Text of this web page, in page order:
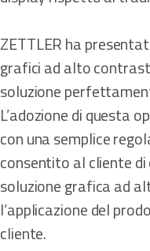
ZETTLER ha
grafici ad alto
soluzione
L’adozione di questa
con una semplice
consentito al cliente
soluzione grafica ad
l’applicazione del
cliente.